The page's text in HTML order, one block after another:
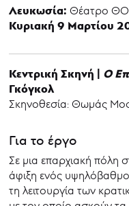
Λευκωσία: Θέατρο
Κυριακή 9 Μαρτίου
Κεντρική Σκηνή | Ο
Γκόγκολ
Σκηνοθεσία: Θωμάς
Για το έργο
Σε μια επαρχιακή πόλη
άφιξη ενός
τη λειτουργία των